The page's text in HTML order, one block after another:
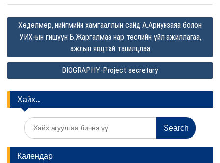
P
t
n
a
v
Хөдөлмөр, нийгмийн хамгааллын сайд А.Ариунзаяа болон
УИХ-ын гишүүн Б.Жаргалмаа нар төслийн үйл ажиллагаа,
ажлын явцтай танилцлаа
BIOGRAPHY-Project secretary
Хайх..
S
e
r
c
Календар